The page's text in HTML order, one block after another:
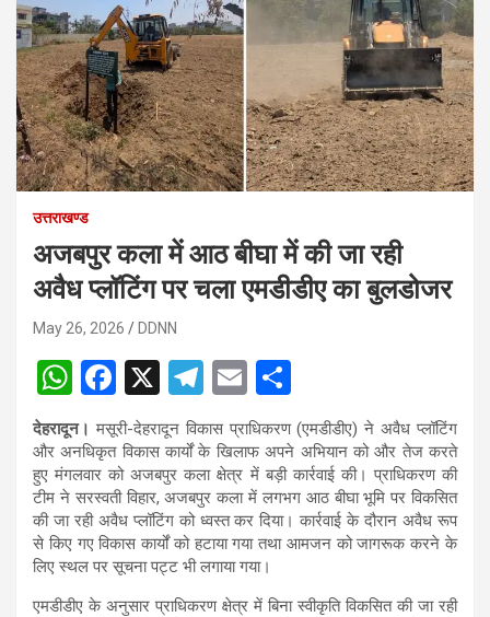
उत्तराखण्ड
अजबपुर कला में आठ बीघा में की जा रही
अवैध प्लॉटिंग पर चला एमडीडीए का बुलडोजर
May 26, 2026 DDNN
W
h
at
s
A
p
p
F
a
ce
b
o
o
k
X
T
el
e
gr
a
m
E
m
ail
h
ar
e
देहरादून।मसूरी-देहरादून विकास प्राधिकरण (एमडीडीए) ने अवैध प्लॉटिंग
और अनधिकृत विकास कार्यों के खिलाफ अपने अभियान को और तेज करते
हुए मंगलवार को अजबपुर कला क्षेत्र में बड़ी कार्रवाई की। प्राधिकरण की
टीम ने सरस्वती विहार, अजबपुर कला में लगभग आठ बीघा भूमि पर विकसित
की जा रही अवैध प्लॉटिंग को ध्वस्त कर दिया। कार्रवाई के दौरान अवैध रूप
से किए गए विकास कार्यों को हटाया गया तथा आमजन को जागरूक करने के
लिए स्थल पर सूचना पट्ट भी लगाया गया।
एमडीडीए के अनुसार प्राधिकरण क्षेत्र में बिना स्वीकृति विकसित की जा रही